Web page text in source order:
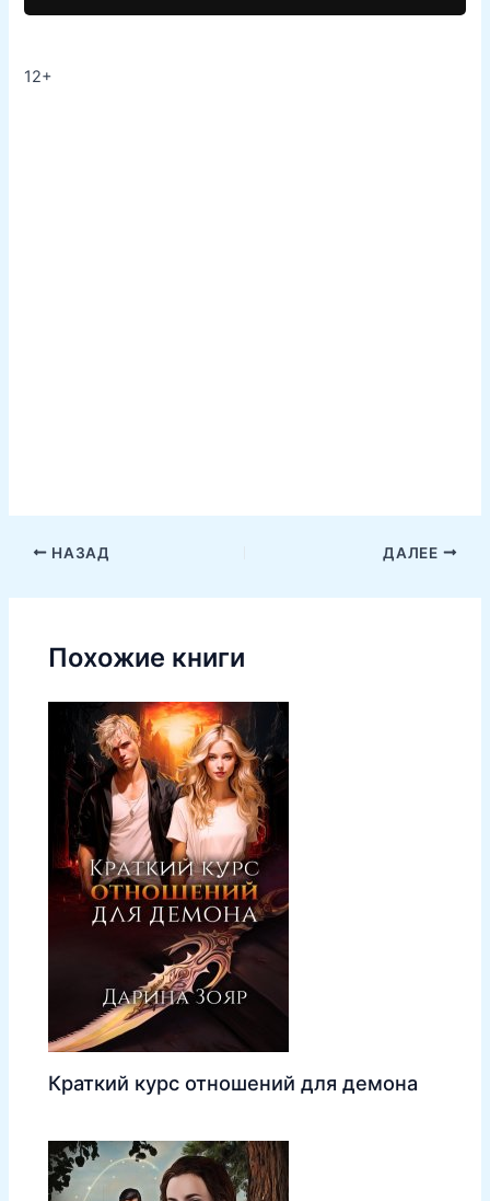
12+
НАЗАД ДАЛЕЕ
Похожие книги
Краткий курс отношений для демона